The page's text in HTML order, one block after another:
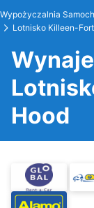
Wypożyczalnia
Lotnisko Killeen-
Hood